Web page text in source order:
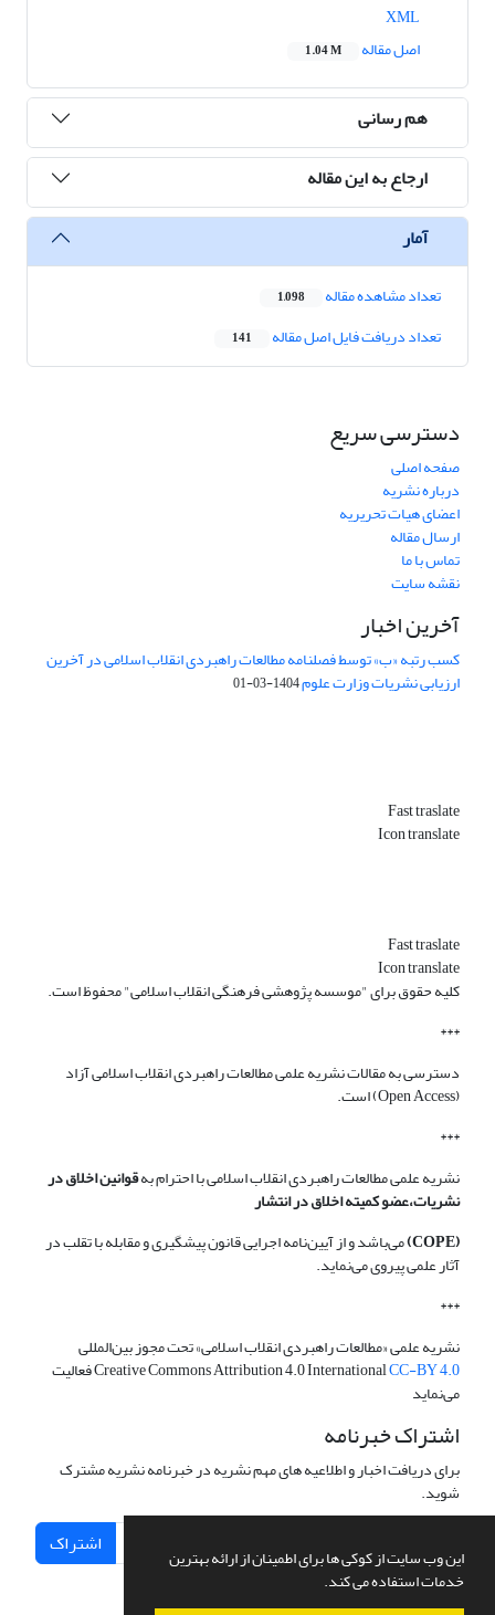
این وب سایت از کوکی ها برای اطمینان از ارائه بهترین
خدمات استفاده می کند.
اصل مقاله
1.04 M
هم رسانی
ارجاع به این مقاله
آمار
تعداد مشاهده مقاله 1,098
تعداد دریافت فایل اصل مقاله 141
دسترسی سریع
صفحه اصلی
درباره نشریه
اعضای هیات تحریریه
ارسال مقاله
تماس با ما
نقشه سایت
آخرین اخبار
کسب رتبه «ب» توسط فصلنامه مطالعات راهبردی انقلاب اسلامی در آخرین
ارزیابی نشریات وزارت علوم1404-03-01
Fast traslate
Icon translate
Fast traslate
Icon translate
کلیه حقوق برای "موسسه پژوهشی فرهنگی انقلاب اسلامی" محفوظ است.
***
دسترسی به مقالات نشریه علمی مطالعات راهبردی انقلاب اسلامی آزاد
(Open Access) است.
***
نشریه علمی مطالعات راهبردی انقلاب اسلامی با احترام بهقوانین اخلاق در
نشریات،عضو کمیته اخلاق در انتشار
(COPE)
می‌باشد و از آیین‌نامه اجرایی قانون پیشگیری و مقابله با تقلب در
آثار علمی پیروی می‌نماید.
***
نشریه علمی «مطالعات راهبردی انقلاب اسلامی» تحت مجوز بین‌المللی
Creative Commons Attribution 4.0 InternationalCC-BY 4.0 فعالیت
می‌نماید
اشتراک خبرنامه
برای دریافت اخبار و اطلاعیه های مهم نشریه در خبرنامه نشریه مشترک
شوید.
اشتراک